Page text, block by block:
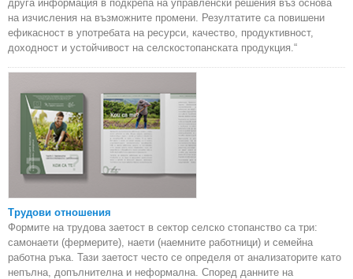
друга информация в подкрепа на управленски решения въз основа
на изчисления на възможните промени. Резултатите са повишени
ефикасност в употребата на ресурси, качество, продуктивност,
доходност и устойчивост на селскостопанската продукция.“
Трудови отношения
Формите на трудова заетост в сектор селско стопанство са три:
самонаети (фермерите), наети (наемните работници) и семейна
работна ръка. Тази заетост често се определя от анализаторите като
непълна, допълнителна и неформална. Според данните на